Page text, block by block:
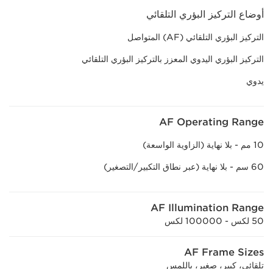
أوضاع التركيز البؤري التلقائي
التركيز البؤري التلقائي (AF) المتواصل
التركيز البؤري اليدوي المعزز بالتركيز البؤري التلقائي
يدوي
AF Operating Range
10 مم - بلا نهاية (الزاوية الواسعة)
60 سم - بلا نهاية (عبر نطاق التكبير/التصغير)
AF Illumination Range
50 لكس - 100000 لكس
AF Frame Sizes
تلقائي، كبير، صغير، باللمس